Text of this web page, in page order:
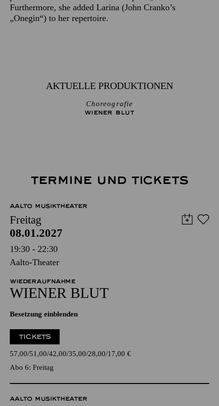
Furthermore, she added Larina (John Cranko’s
„Onegin“) to her repertoire.
AKTUELLE PRODUKTIONEN
Choreografie
WIENER BLUT
TERMINE UND TICKETS
AALTO MUSIKTHEATER
Freitag
08.01.2027
19:30 - 22:30
Aalto-Theater
WIEDERAUFNAHME
WIENER BLUT
Besetzung einblenden
TICKETS
57,00 51,00 42,00 35,00 28,00 17,00 €
Abo 6: Freitag
AALTO MUSIKTHEATER